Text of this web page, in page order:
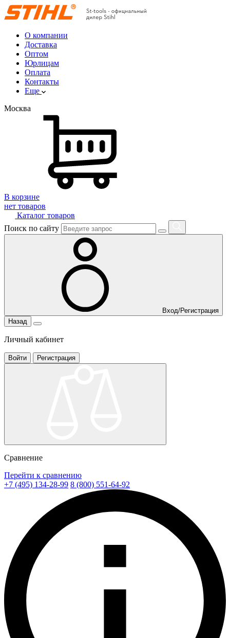
О компании
Доставка
Оптом
Юрлицам
Оплата
Контакты
Еще
Москва
В корзине
нет товаров
Каталог товаров
Поиск по сайту
Вход/Регистрация
Назад
Личный кабинет
Войти Регистрация
Сравнение
Перейти к сравнению
+7 (495) 134-28-99 8 (800) 551-64-92